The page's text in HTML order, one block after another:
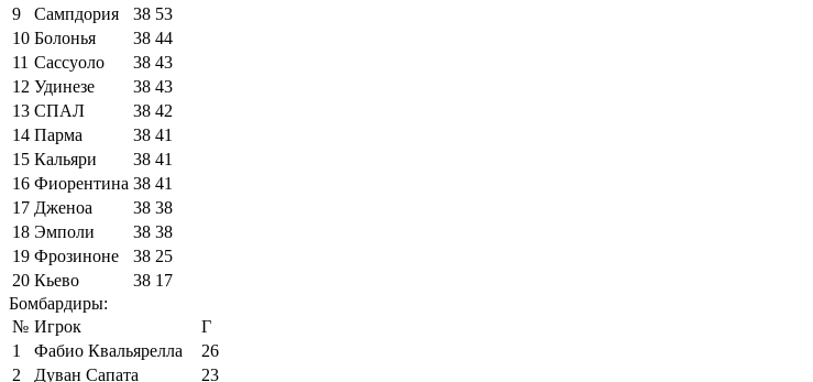
9
Сампдория 38 53
10 Болонья 38 44
11 Сассуоло 38 43
12 Удинезе 38 43
13 СПАЛ 38 42
14 Парма 38 41
15 Кальяри 38 41
16 Фиорентина 38 41
17 Дженоа 38 38
18 Эмполи 38 38
19 Фрозиноне 38 25
20 Кьево 38 17
Бомбардиры:
№ Игрок
Г
1
Фабио Квальярелла
26
2
Дуван Сапата
23